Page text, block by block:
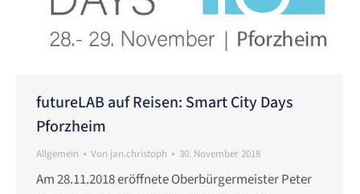
futureLAB auf Reisen: Smart City Days
Pforzheim
Allgemein Von jan.christoph 30. November 2018
Am 28.11.2018 eröffnete Oberbürgermeister Peter